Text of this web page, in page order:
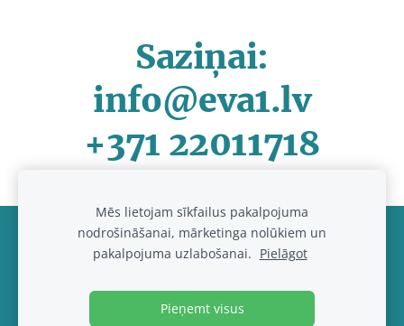
Saziņai:
info@eva1.lv
+371 22011718
Noteikumi un kontakti Sīkdatnes
© 2017-2026www.eva1.lv , IK "Eva paklajs"
Mēs lietojam sīkfailus pakalpojuma
nodrošināšanai, mārketinga nolūkiem un
pakalpojuma uzlabošanai. Pielāgot
Pieņemt visus